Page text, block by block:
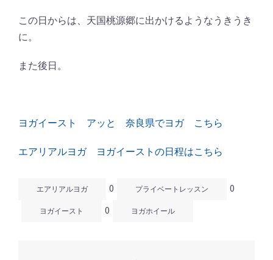
この日からは、天国桃源郷に出かけるようなうきうき
に。
また後日。
ヨガイースト アッと 奈良県でヨガ こちら
エアリアルヨガ ヨガイーストの日程はこちら
エアリアルヨガ 0 プライベートレッスン 0
ヨガイースト 0 ヨガホイール